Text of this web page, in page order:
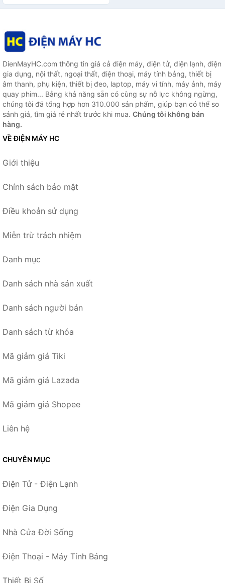
DienMayHC.com thông tin giá cả điện máy, điện tử, điện lạnh, điện
gia dụng, nội thất, ngoại thất, điện thoại, máy tính bảng, thiết bị
âm thanh, phụ kiện, thiết bị đeo, laptop, máy vi tính, máy ảnh, máy
quay phim... Bằng khả năng sẵn có cùng sự nỗ lực không ngừng,
chúng tôi đã tổng hợp hơn 310.000 sản phẩm, giúp bạn có thể so
sánh giá, tìm giá rẻ nhất trước khi mua. Chúng tôi không bán
hàng.
VỀ ĐIỆN MÁY HC
Giới thiệu
Chính sách bảo mật
Điều khoản sử dụng
Miễn trừ trách nhiệm
Danh mục
Danh sách nhà sản xuất
Danh sách người bán
Danh sách từ khóa
Mã giảm giá Tiki
Mã giảm giá Lazada
Mã giảm giá Shopee
Liên hệ
CHUYÊN MỤC
Điện Tử - Điện Lạnh
Điện Gia Dụng
Nhà Cửa Đời Sống
Điện Thoại - Máy Tính Bảng
Thiết Bị Số